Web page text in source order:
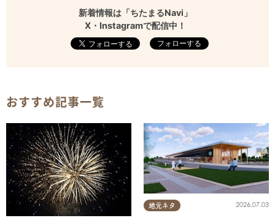
新着情報は「ちたまるNavi」
X・Instagramで配信中！
フォローする
おすすめ記事一覧
地元ネタ 2026.07.03